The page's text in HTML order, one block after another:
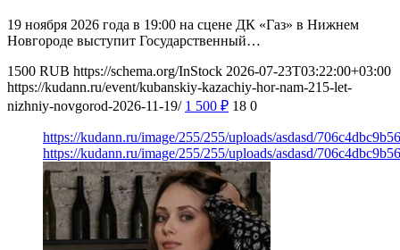
19 ноября 2026 года в 19:00 на сцене ДК «Газ» в Нижнем
Новгороде выступит Государственный…
1500 RUB https://schema.org/InStock 2026-07-23T03:22:00+03:00
https://kudann.ru/event/kubanskiy-kazachiy-hor-nam-215-let-
nizhniy-novgorod-2026-11-19/ 1 500 ₽ 18 0
https://kudann.ru/image/255/255/uploads/asdasd/
https://kudann.ru/image/255/255/uploads/asdasd/